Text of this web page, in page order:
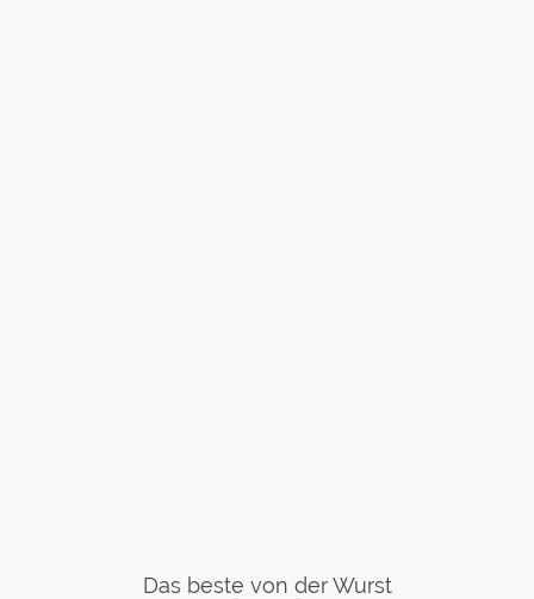
Das beste von der Wurst